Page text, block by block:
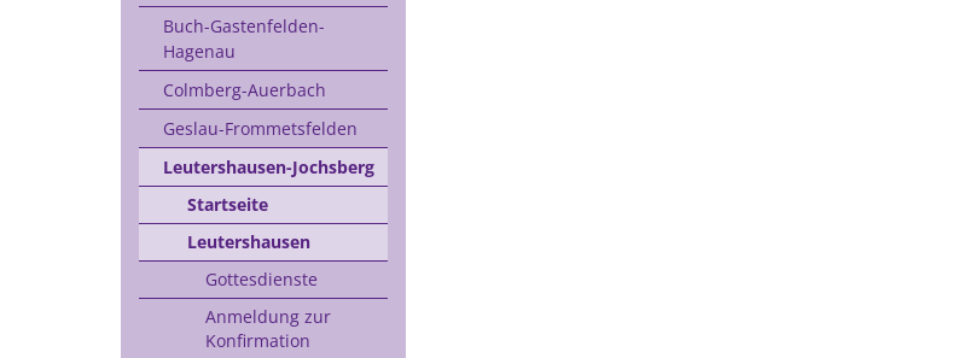
Buch-Gastenfelden-
Hagenau
Colmberg-Auerbach
Geslau-Frommetsfelden
Leutershausen-Jochsberg
Startseite
Leutershausen
Gottesdienste
Anmeldung zur
Konfirmation